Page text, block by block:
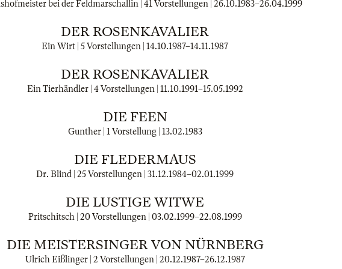
bei der Feldmarschallin | 41 Vorstellungen | 26.10.1983–26.04.1999
DER ROSENKAVALIER
Ein Wirt | 5 Vorstellungen | 14.10.1987–14.11.1987
DER ROSENKAVALIER
Ein Tierhändler | 4 Vorstellungen | 11.10.1991–15.05.1992
DIE FEEN
Gunther | 1 Vorstellung | 13.02.1983
DIE FLEDERMAUS
Dr. Blind | 25 Vorstellungen | 31.12.1984–02.01.1999
DIE LUSTIGE WITWE
Pritschitsch | 20 Vorstellungen | 03.02.1999–22.08.1999
DIE MEISTERSINGER VON NÜRNBERG
Ulrich Eißlinger | 2 Vorstellungen | 20.12.1987–26.12.1987